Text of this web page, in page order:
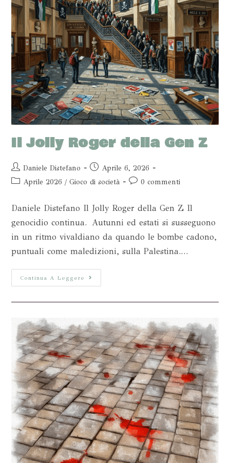
Il Jolly Roger della Gen Z
Daniele Distefano
Aprile 6, 2026
Aprile 2026 / Gioco di società 0 commenti
Daniele Distefano Il Jolly Roger della Gen Z Il
genocidio continua. Autunni ed estati si susseguono
in un ritmo vivaldiano da quando le bombe cadono,
puntuali come maledizioni, sulla Palestina.…
Continua A Leggere